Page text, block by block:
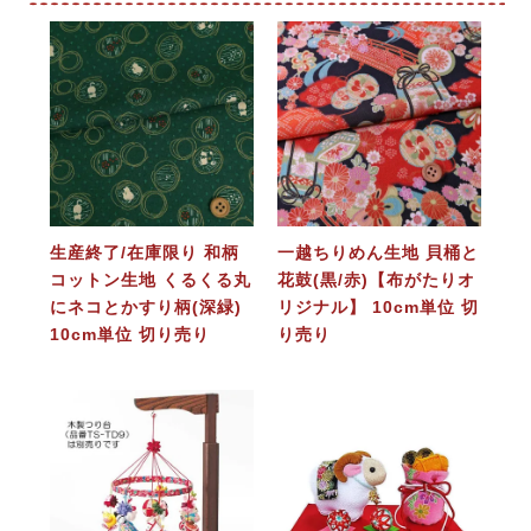
生産終了/在庫限り 和柄
コットン生地 くるくる丸
にネコとかすり柄(深緑)
10cm単位 切り売り
一越ちりめん生地 貝桶と
花鼓(黒/赤)【布がたりオ
リジナル】 10cm単位 切
り売り